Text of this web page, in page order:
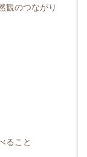
観のつながり
ること